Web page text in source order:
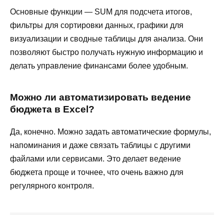
Основные функции — SUM для подсчета итогов,
фильтры для сортировки данных, графики для
визуализации и сводные таблицы для анализа. Они
позволяют быстро получать нужную информацию и
делать управление финансами более удобным.
Можно ли автоматизировать ведение
бюджета в Excel?
Да, конечно. Можно задать автоматические формулы,
напоминания и даже связать таблицы с другими
файлами или сервисами. Это делает ведение
бюджета проще и точнее, что очень важно для
регулярного контроля.